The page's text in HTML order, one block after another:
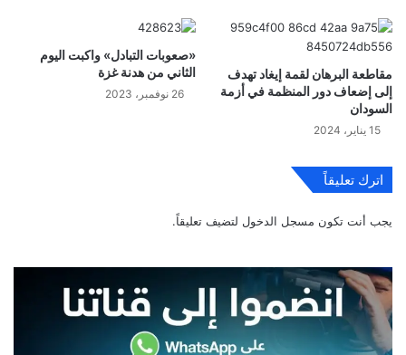
مقاطعة البرهان لقمة إيغاد تهدف
إلى إضعاف دور المنظمة في أزمة
السودان
15 يناير، 2024
«صعوبات التبادل» واكبت اليوم
الثاني من هدنة غزة
26 نوفمبر، 2023
اترك تعليقاً
يجب أنت تكون مسجل الدخول لتضيف تعليقاً.